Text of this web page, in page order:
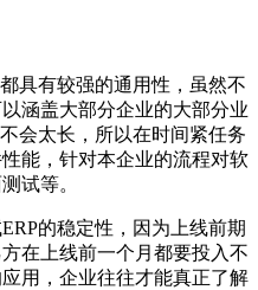
具有较强的通用性，虽然不
涵盖大部分企业的大部分业
会太长，所以在时间紧任务
能，针对本企业的流程对软
试等。
的稳定性，因为上线前期
在上线前一个月都要投入不
用，企业往往才能真正了解